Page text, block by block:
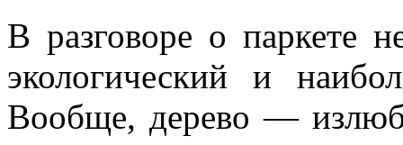
В разговоре о паркете
экологический и
Вообще, дерево —